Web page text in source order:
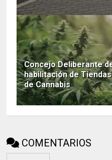
Concejo Deliberante
habilitación de
de Cannabis
COMENTARIOS